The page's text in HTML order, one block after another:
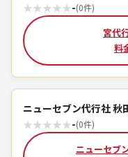
★★★★★-(0件)
宮代
料
ニューセブン代行社 秋
★★★★★-(0件)
ニューセブ